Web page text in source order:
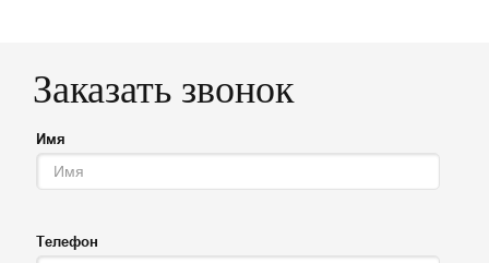
Заказать звонок
Имя
Телефон